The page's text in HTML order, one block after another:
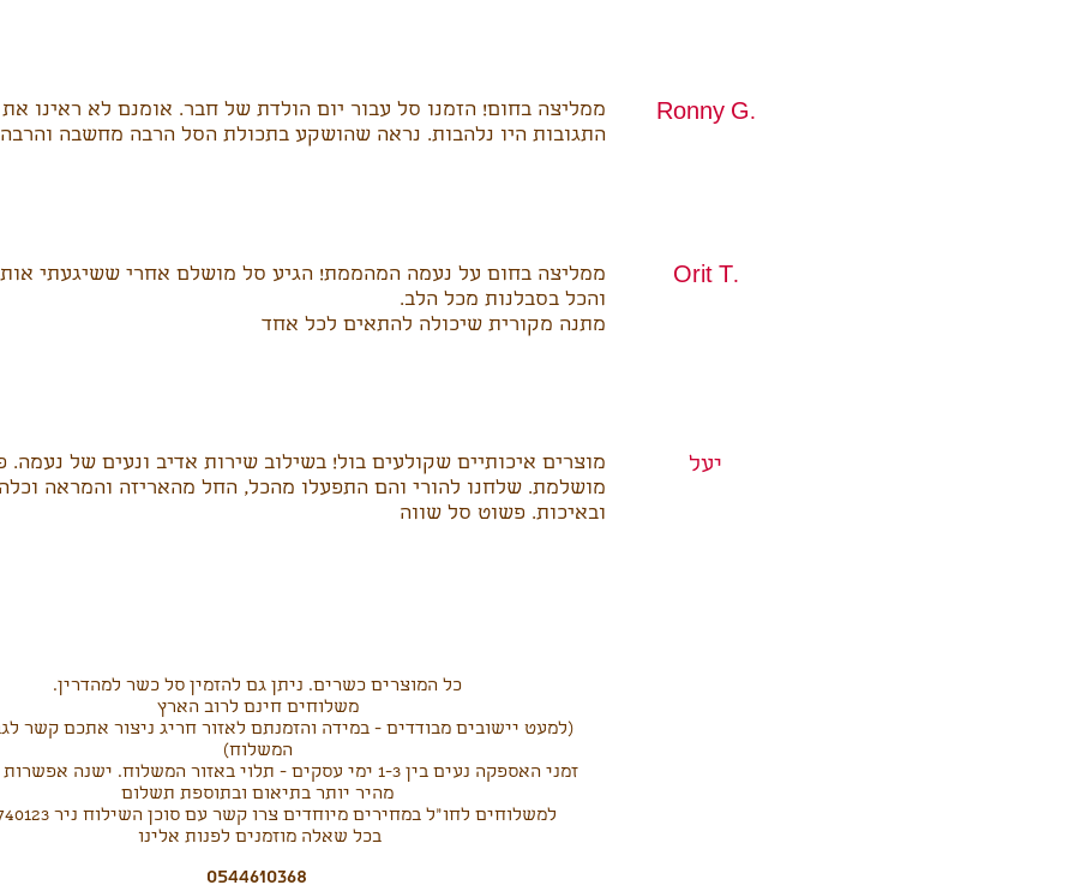
ממליצה בחום! הזמנו סל עבור יום הולדת של חבר. אומנם לא ראינו
התגובות היו נלהבות. נראה שהושקע בתכולת הסל הרבה מחשבה
Ronny G.
ממליצה בחום על נעמה המהממת! הגיע סל מושלם אחרי ששיגעתי
והכל בסבלנות מכל הלב.
מתנה מקורית שיכולה להתאים לכל אחד
Orit T.
מוצרים איכותיים שקולעים בול! בשילוב שירות אדיב ונעים של
מושלמת. שלחנו להורי והם התפעלו מהכל, החל מהאריזה והמראה
ובאיכות. פשוט סל שווה
יעל
כל המוצרים כשרים. ניתן גם להזמין סל כשר למהדרין.
משלוחים חינם לרוב הארץ
(למעט יישובים מבודדים - במידה והזמנתם לאזור חריג ניצור אתכם קשר
המשלוח)
זמני האספקה נעים בין 1-3 ימי עסקים - תלוי באזור המשלוח. ישנה
מהיר יותר בתיאום ובתוספת תשלום
למשלוחים לחו"ל במחירים מיוחדים צרו קשר עם סוכן השילוח ניר 03-7740123
בכל שאלה מוזמנים לפנות אלינו
0544610368